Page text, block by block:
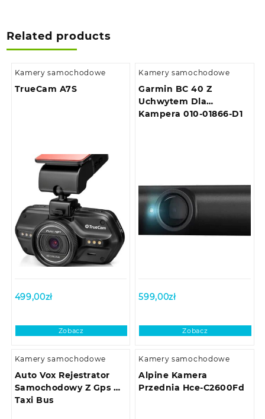
Related products
Kamery samochodowe
TrueCam A7S
499,00zł
Zobacz
Kamery samochodowe
Garmin BC 40 Z
Uchwytem Dla
Kampera 010-01866-D1
599,00zł
Zobacz
Kamery samochodowe
Auto Vox Rejestrator
Samochodowy Z Gps Do
Taxi Bus
Kamery samochodowe
Alpine Kamera
Przednia Hce-C2600Fd